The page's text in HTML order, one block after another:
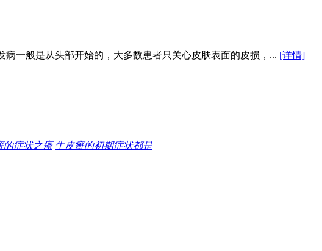
一般是从头部开始的，大多数患者只关心皮肤表面的皮损，... [详情]
的症状之瘙 牛皮癣的初期症状都是